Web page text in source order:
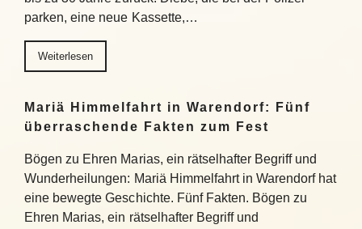
parken, eine neue Kassette,…
Weiterlesen
Mariä Himmelfahrt in Warendorf: Fünf
überraschende Fakten zum Fest
Bögen zu Ehren Marias, ein rätselhafter Begriff und
Wunderheilungen: Mariä Himmelfahrt in Warendorf hat
eine bewegte Geschichte. Fünf Fakten. Bögen zu
Ehren Marias, ein rätselhafter Begriff und